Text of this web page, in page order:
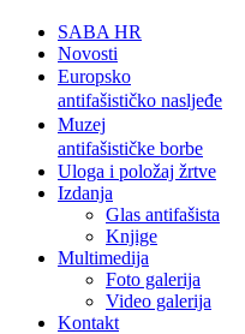
SABA HR
Novosti
Europsko
antifašističko nasljeđe
Muzej
antifašističke borbe
Uloga i položaj žrtve
Izdanja
Glas antifašista
Knjige
Multimedija
Foto galerija
Video galerija
Kontakt